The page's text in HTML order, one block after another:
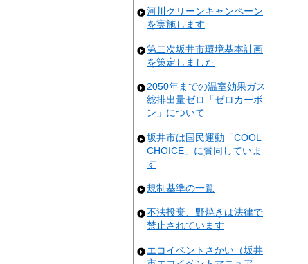
河川クリーンキャンペーン
を実施します
第二次坂井市環境基本計画
を策定しました
2050年までの温室効果ガス
総排出量ゼロ「ゼロカーボ
ン」について
坂井市は国民運動「COOL
CHOICE」に賛同していま
す
規制基準の一覧
不法投棄、野焼きは法律で
禁止されています
エコイベントさかい（坂井